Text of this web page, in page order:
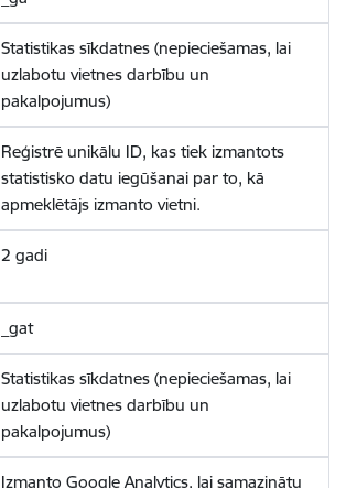
Statistikas sīkdatnes (nepieciešamas, lai
uzlabotu vietnes darbību un
pakalpojumus)
Reģistrē unikālu ID, kas tiek izmantots
statistisko datu iegūšanai par to, kā
apmeklētājs izmanto vietni.
2 gadi
_gat
Statistikas sīkdatnes (nepieciešamas, lai
uzlabotu vietnes darbību un
pakalpojumus)
Izmanto Google Analytics, lai samazinātu